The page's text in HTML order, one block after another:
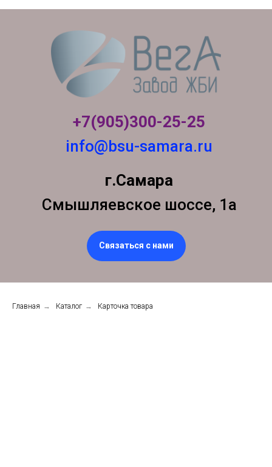
+7(905)300-25-25
info@bsu-samara.ru
г.Самара
Смышляевское шоссе, 1а
Связаться с нами
Главная → Каталог → Карточка товара